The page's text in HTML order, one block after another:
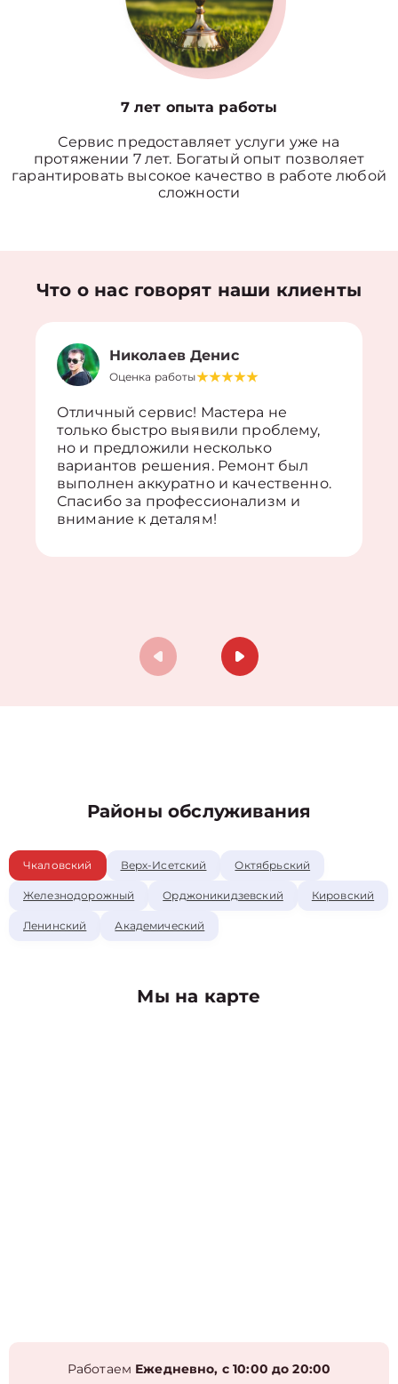
7 лет опыта работы
Сервис предоставляет услуги уже на
протяжении 7 лет. Богатый опыт позволяет
гарантировать высокое качество в работе любой
сложности
Что о нас говорят наши клиенты
Николаев Денис
Оценка работы
Отличный сервис! Мастера не
только быстро выявили проблему,
но и предложили несколько
вариантов решения. Ремонт был
выполнен аккуратно и качественно.
Спасибо за профессионализм и
внимание к деталям!
Районы обслуживания
Чкаловский Верх-Исетский Октябрьский
Железнодорожный Орджоникидзевский Кировский
Ленинский Академический
Мы на карте
Работаем Ежедневно, с 10:00 до 20:00